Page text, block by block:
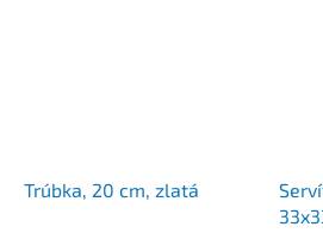
Trúbka, 20 cm, zlatá